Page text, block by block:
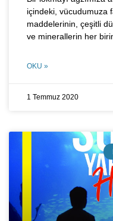
içindeki, vücudumuza
maddelerinin, çeşitli
ve minerallerin her
OKU »
1 Temmuz 2020